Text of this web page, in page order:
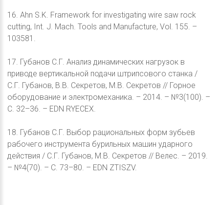
16. Ahn S.K. Framework for investigating wire saw rock
cutting, Int. J. Mach. Tools and Manufacture, Vol. 155. –
103581.
17. Губанов С.Г. Анализ динамических нагрузок в
приводе вертикальной подачи штрипсового станка /
С.Г. Губанов, В.В. Секретов, М.В. Секретов // Горное
оборудование и электромеханика. – 2014. – №3(100). –
С. 32–36. – EDN RYECEX.
18. Губанов С.Г. Выбор рациональных форм зубьев
рабочего инструмента бурильных машин ударного
действия / С.Г. Губанов, М.В. Секретов // Велес. – 2019.
– №4(70). – С. 73–80. – EDN ZTISZV.